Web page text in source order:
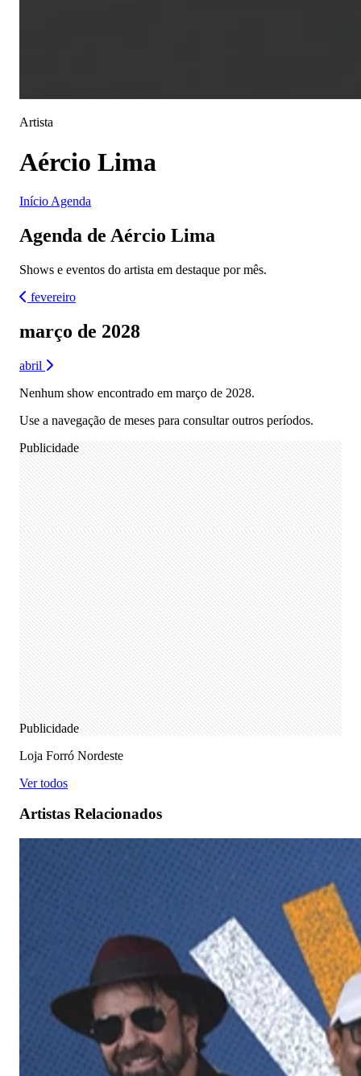
Artista
Aércio Lima
Início Agenda
Agenda de Aércio Lima
Shows e eventos do artista em destaque por mês.
fevereiro
março de 2028
abril
Nenhum show encontrado em março de 2028.
Use a navegação de meses para consultar outros períodos.
Publicidade
Publicidade
Loja Forró Nordeste
Ver todos
Artistas Relacionados